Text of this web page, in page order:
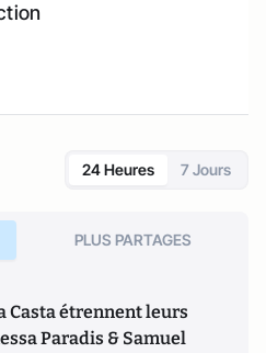
24 Heures 7 Jours
PLUS PARTAGES
Casta étrennent leurs
Paradis & Samuel